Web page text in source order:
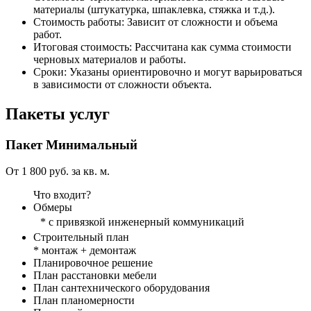
материалы (штукатурка, шпаклевка, стяжка и т.д.).
Стоимость работы: Зависит от сложности и объема
работ.
Итоговая стоимость: Рассчитана как сумма стоимости
черновых материалов и работы.
Сроки: Указаны ориентировочно и могут варьироваться
в зависимости от сложности объекта.
Пакеты услуг
ПакетМинимальный
От 1 800 руб. за кв. м.
Что входит?
Обмеры
* с привязкой инженерный коммуникаций
Строительный план
* монтаж + демонтаж
Планировочное решение
План расстановки мебели
План сантехнического оборудования
План планомерности